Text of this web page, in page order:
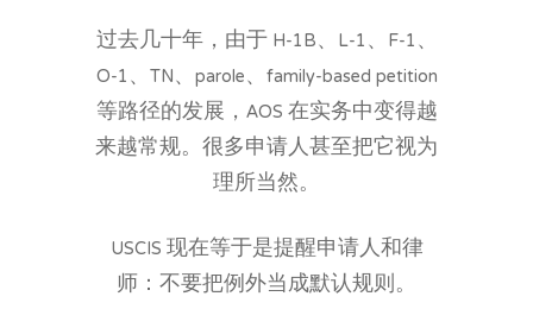
过去几十年，由于 H-1B、L-1、F-1、
O-1、TN、parole、family-based petition
等路径的发展，AOS 在实务中变得越
来越常规。很多申请人甚至把它视为
理所当然。
USCIS 现在等于是提醒申请人和律
师：不要把例外当成默认规则。